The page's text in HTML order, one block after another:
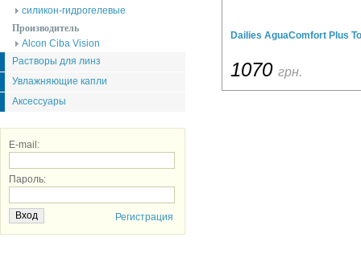
силикон-гидрогелевые
Производитель
Alcon Ciba Vision
Растворы для линз
Увлажняющие капли
Аксессуары
E-mail:
Пароль:
Регистрация
Dailies AguaComfort Plus
1070 грн.